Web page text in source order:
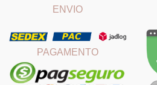
ENVIO
PAGAMENTO